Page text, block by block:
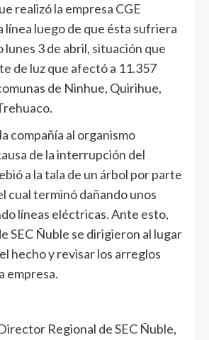
realizó la empresa CGE
línea luego de que ésta sufriera
lunes 3 de abril, situación que
de luz que afectó a 11.357
de Ninhue, Quirihue,
compañía al organismo
de la interrupción del
a la tala de un árbol por parte
cual terminó dañando unos
líneas eléctricas. Ante esto,
SEC Ñuble se dirigieron al lugar
hecho y revisar los arreglos
empresa.
Regional de SEC Ñuble,